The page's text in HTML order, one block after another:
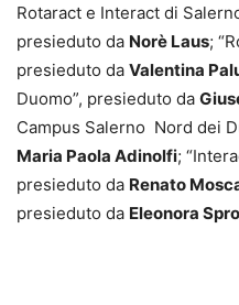
Rotaract e Interact di
presieduto da Norè Laus;
presieduto da Valentina
Duomo”, presieduto da
Campus Salerno Nord dei
Maria Paola Adinolfi;
presieduto da Renato
presieduto da Eleonora